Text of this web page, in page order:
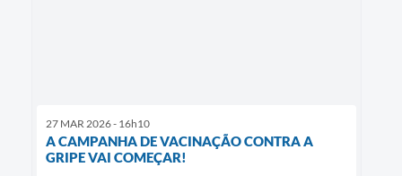
27 MAR 2026 - 16h10
A CAMPANHA DE VACINAÇÃO CONTRA A
GRIPE VAI COMEÇAR!